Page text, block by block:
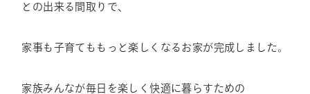
との出来る間取りで、
家事も子育てももっと楽しくなるお家が完成しました。
家族みんなが毎日を楽しく快適に暮らすための